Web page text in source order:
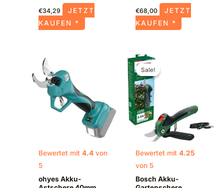
€34,29
JETZT
KAUFEN *
€68,00
JETZT
KAUFEN *
Bewertet mit4.4 von
5
ohyes Akku-
Sale!
Sale!
Bewertet mit 4.25
von 5
Bosch Akku-